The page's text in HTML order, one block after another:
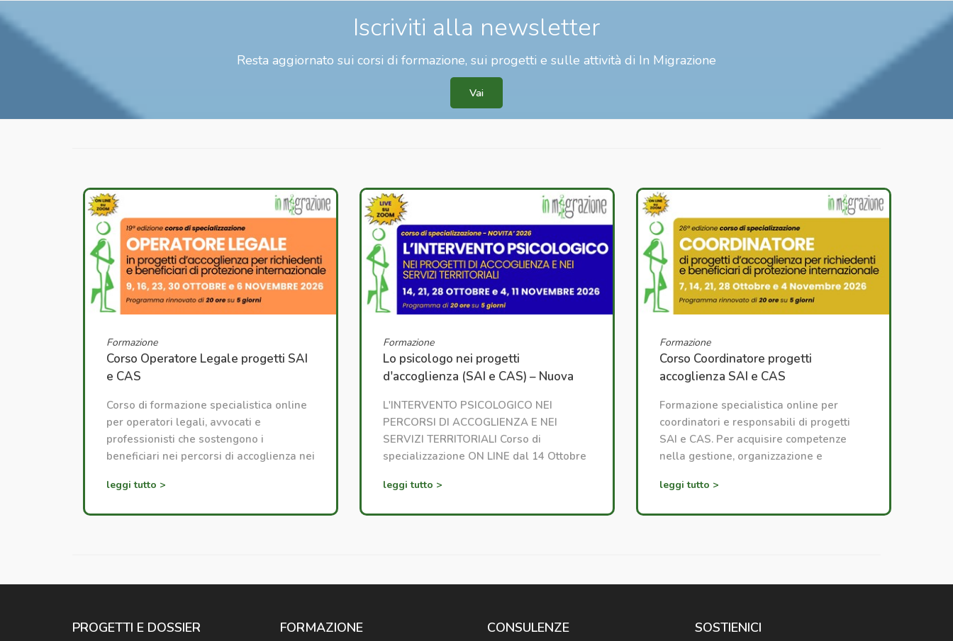
Iscriviti alla newsletter
Resta aggiornato sui corsi di formazione, sui progetti e sulle attività di In Migrazione
Vai
Formazione
Corso Operatore Legale progetti SAI
e CAS
Corso di formazione specialistica online
per operatori legali, avvocati e
professionisti che sostengono i
beneficiari nei percorsi di accoglienza nei
leggi tutto >
Formazione
Lo psicologo nei progetti
d'accoglienza (SAI e CAS) – Nuova
L'INTERVENTO PSICOLOGICO NEI
PERCORSI DI ACCOGLIENZA E NEI
SERVIZI TERRITORIALI Corso di
specializzazione ON LINE dal 14 Ottobre
leggi tutto >
Formazione
Corso Coordinatore progetti
accoglienza SAI e CAS
Formazione specialistica online per
coordinatori e responsabili di progetti
SAI e CAS. Per acquisire competenze
nella gestione, organizzazione e
accoglienza.
leggi tutto >
PROGETTI E DOSSIER FORMAZIONE CONSULENZE SOSTIENICI